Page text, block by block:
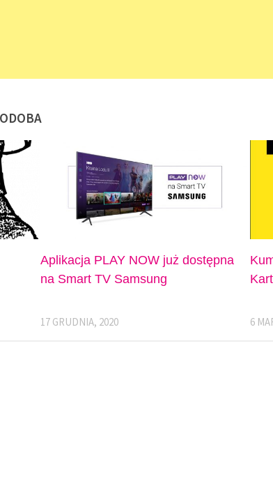
Aplikacja PLAY NOW już dostępna
na Smart TV Samsung
17 GRUDNIA, 2020 6